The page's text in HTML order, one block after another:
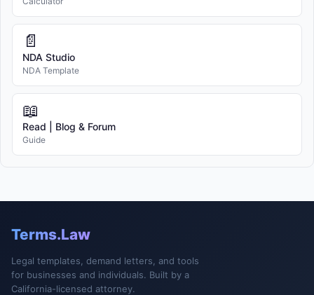
📄
NDA Studio
NDA Template
📖
Read | Blog & Forum
Guide
Terms.Law
Legal templates, demand letters, and tools
for businesses and individuals. Built by a
California-licensed attorney.